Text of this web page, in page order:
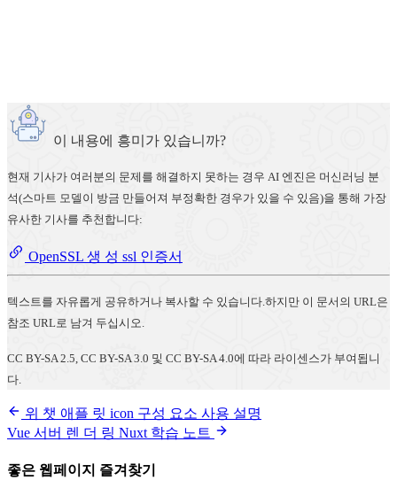
이 내용에 흥미가 있습니까?
현재 기사가 여러분의 문제를 해결하지 못하는 경우 AI 엔진은 머신러닝 분
석(스마트 모델이 방금 만들어져 부정확한 경우가 있을 수 있음)을 통해 가장
유사한 기사를 추천합니다:
OpenSSL 생 성 ssl 인증서
텍스트를 자유롭게 공유하거나 복사할 수 있습니다.하지만 이 문서의 URL은
참조 URL로 남겨 두십시오.
CC BY-SA 2.5, CC BY-SA 3.0 및 CC BY-SA 4.0에 따라 라이센스가 부여됩니
다.
위 챗 애플 릿 icon 구성 요소 사용 설명
Vue 서버 렌 더 링 Nuxt 학습 노트
좋은 웹페이지 즐겨찾기